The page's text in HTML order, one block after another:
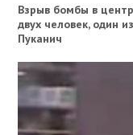
Взрыв бомбы в
двух человек, один
Пуканич